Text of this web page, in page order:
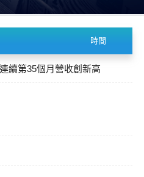
時間
續第35個月營收創新高